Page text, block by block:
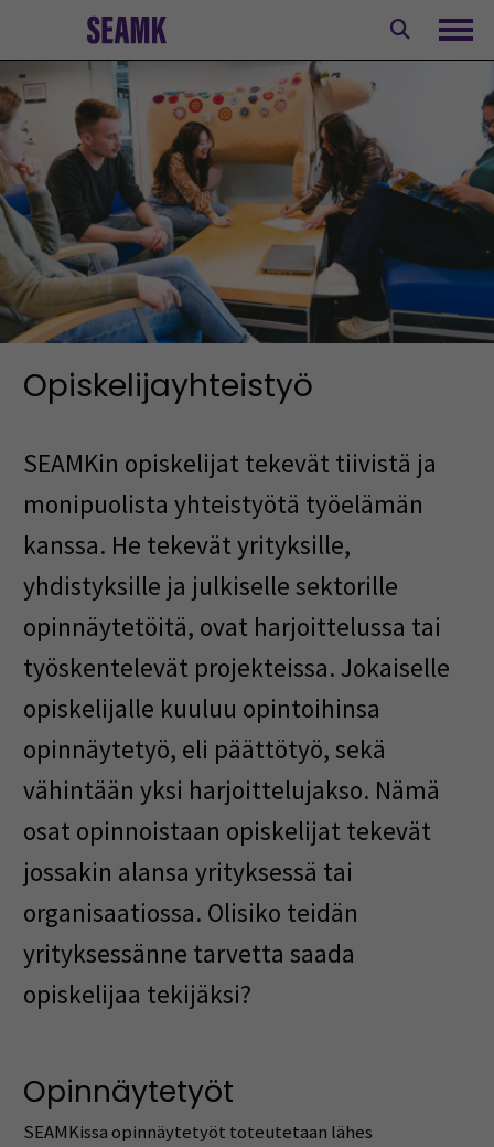
Opiskelijayhteistyö
SEAMKin opiskelijat tekevät tiivistä ja
monipuolista yhteistyötä työelämän
kanssa. He tekevät yrityksille,
yhdistyksille ja julkiselle sektorille
opinnäytetöitä, ovat harjoittelussa tai
työskentelevät projekteissa. Jokaiselle
opiskelijalle kuuluu opintoihinsa
opinnäytetyö, eli päättötyö, sekä
vähintään yksi harjoittelujakso. Nämä
osat opinnoistaan opiskelijat tekevät
jossakin alansa yrityksessä tai
organisaatiossa. Olisiko teidän
yrityksessänne tarvetta saada
opiskelijaa tekijäksi?
Opinnäytetyöt
SEAMKissa opinnäytetyöt toteutetaan lähes